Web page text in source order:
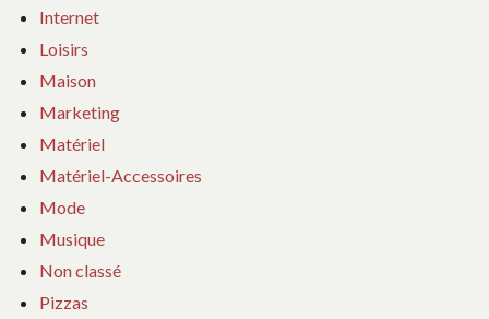
Internet
Loisirs
Maison
Marketing
Matériel
Matériel-Accessoires
Mode
Musique
Non classé
Pizzas